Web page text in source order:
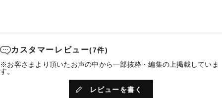
肌に光を蓄えたような、透明感*のある仕上がり。
*メイクアップ効果
・ぴったりの色に出会える、18色展開
豊富なカラーバリエーションから肌の色や好きな仕上がりに合
カスタマーレビュー(7件)
※お客さまより頂いたお声の中から一部抜粋・編集の上掲載していま
す。
レビューを書く